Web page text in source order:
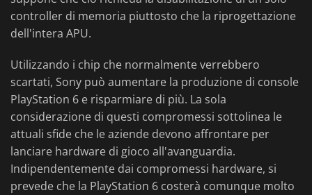
controller di memoria piuttosto che la riprogettazione
dell'intera APU.
Utilizzando i chip che normalmente verrebbero
scartati, Sony può aumentare la produzione di console
PlayStation 6 e risparmiare di più. La sola
considerazione di questi compromessi sottolinea le
attuali sfide che le aziende devono affrontare per
lanciare hardware di gioco all'avanguardia.
Indipendentemente dai compromessi hardware, si
prevede che la PlayStation 6 costerà comunque molto